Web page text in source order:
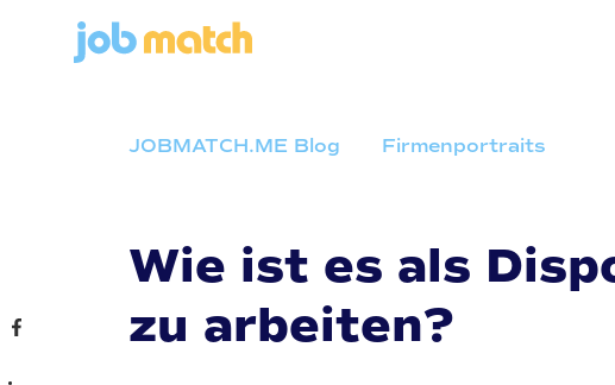
JOBMATCH.ME Blog Firmenportraits
Wie ist es als
zu arbeiten?